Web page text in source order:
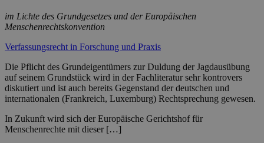
im Lichte des Grundgesetzes und der Europäischen
Menschenrechtskonvention
Verfassungsrecht in Forschung und Praxis
Die Pflicht des Grundeigentümers zur Duldung der Jagdausübung
auf seinem Grundstück wird in der Fachliteratur sehr kontrovers
diskutiert und ist auch bereits Gegenstand der deutschen und
internationalen (Frankreich, Luxemburg) Rechtsprechung gewesen.
In Zukunft wird sich der Europäische Gerichtshof für
Menschenrechte mit dieser […]